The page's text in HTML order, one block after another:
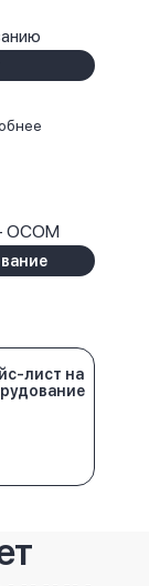
OCOM
лист на